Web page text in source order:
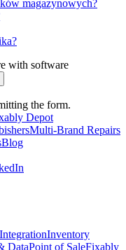
magazynowych?
with software
the form.
Depot
Multi-Brand Repairs
Blog
Inventory
DataPoint of SaleFixably